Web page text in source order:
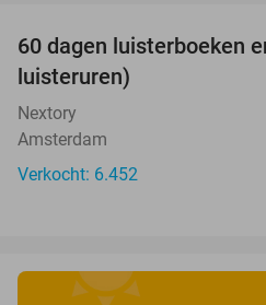
60 dagen luisterboeken
luisteruren)
Nextory
Amsterdam
Verkocht: 6.452